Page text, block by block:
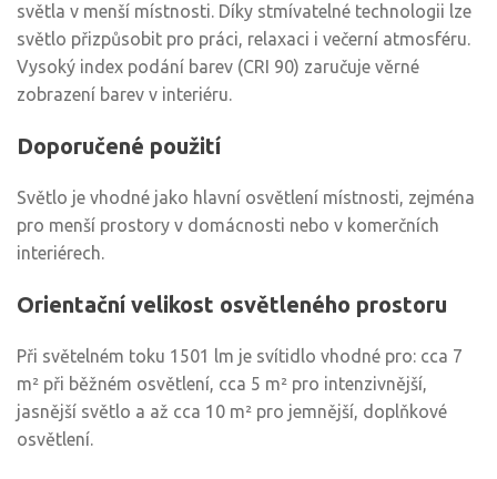
světla v menší místnosti. Díky stmívatelné technologii lze
světlo přizpůsobit pro práci, relaxaci i večerní atmosféru.
Vysoký index podání barev (CRI 90) zaručuje věrné
zobrazení barev v interiéru.
Doporučené použití
Světlo je vhodné jako hlavní osvětlení místnosti, zejména
pro menší prostory v domácnosti nebo v komerčních
interiérech.
Orientační velikost osvětleného prostoru
Při světelném toku 1501 lm je svítidlo vhodné pro: cca 7
m² při běžném osvětlení, cca 5 m² pro intenzivnější,
jasnější světlo a až cca 10 m² pro jemnější, doplňkové
osvětlení.